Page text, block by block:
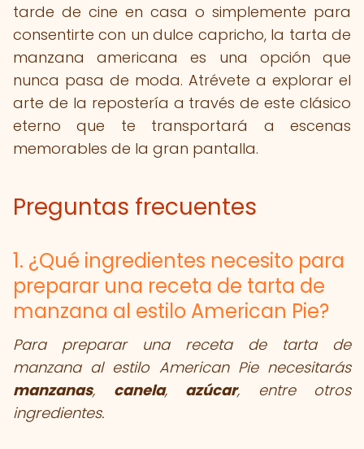
tarde de cine en casa o simplemente para
consentirte con un dulce capricho, la tarta de
manzana americana es una opción que
nunca pasa de moda. Atrévete a explorar el
arte de la repostería a través de este clásico
eterno que te transportará a escenas
memorables de la gran pantalla.
Preguntas frecuentes
1. ¿Qué ingredientes necesito para
preparar una receta de tarta de
manzana al estilo American Pie?
Para preparar una receta de tarta de
manzana al estilo American Pie necesitarás
manzanas, canela, azúcar, entre otros
ingredientes.